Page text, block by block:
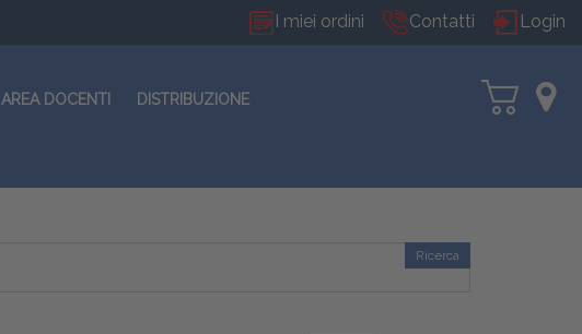
I miei ordini Contatti Login
AREA DOCENTI DISTRIBUZIONE
Ricerca